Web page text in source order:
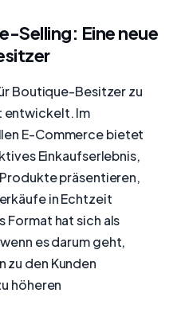
Selling: Eine neue
Boutique-Besitzer zu
entwickelt. Im
E-Commerce bietet
Einkaufserlebnis,
präsentieren,
in Echtzeit
Format hat sich als
es darum geht,
zu den Kunden
höheren